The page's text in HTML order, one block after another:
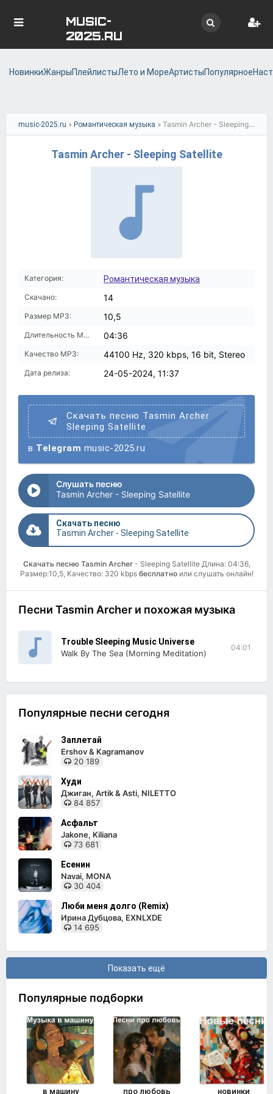
MUSIC-
2025.RU
НовинкиЖанрыПлейлистыЛето и МореАртистыПопулярное
music-2025.ru » Романтическая музыка » Tasmin Archer - Sleeping Satellite
Tasmin Archer - Sleeping Satellite
Категория: Романтическая музыка
Скачано: 14
Размер MP3: 10,5
Длительность MP3: 04:36
Качество MP3: 44100 Hz, 320 kbps, 16 bit, Stereo
Дата релиза: 24-05-2024, 11:37
Скачать песню Tasmin Archer
Sleeping Satellite
в Telegram music-2025.ru
Слушать песню
Tasmin Archer - Sleeping Satellite
Скачать песню
Tasmin Archer - Sleeping Satellite
Скачать песню Tasmin Archer - Sleeping Satellite Длина: 04:36,
Размер:10,5, Качество: 320 kbps бесплатноили слушать онлайн!
Песни Tasmin Archer и похожая музыка
Trouble Sleeping Music Universe
Walk By The Sea (Morning Meditation)
04:01
Популярные песни сегодня
Заплетай
Ershov & Kagramanov
20 189
Худи
Джиган, Artik & Asti, NILETTO
84 857
Асфальт
Jakone, Kiliana
73 681
Есенин
Navai, MONA
30 404
Люби меня долго (Remix)
Ирина Дубцова, EXNLXDE
14 695
Показать ещё
Популярные подборки
в машину про любовь новинки